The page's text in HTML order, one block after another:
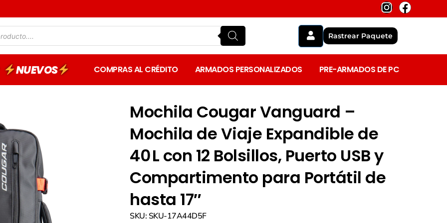
I
n
s
t
a
g
F
a
b
Rastrear Paquete
NUEVOS COMPRAS AL CRÉDITO ARMADOS PERSONALIZADOS PRE-ARMADOS DE PC
Mochila Cougar Vanguard –
Mochila de Viaje Expandible de
40 L con 12 Bolsillos, Puerto USB y
Compartimento para Portátil de
hasta 17″​
SKU: SKU-17A44D5F